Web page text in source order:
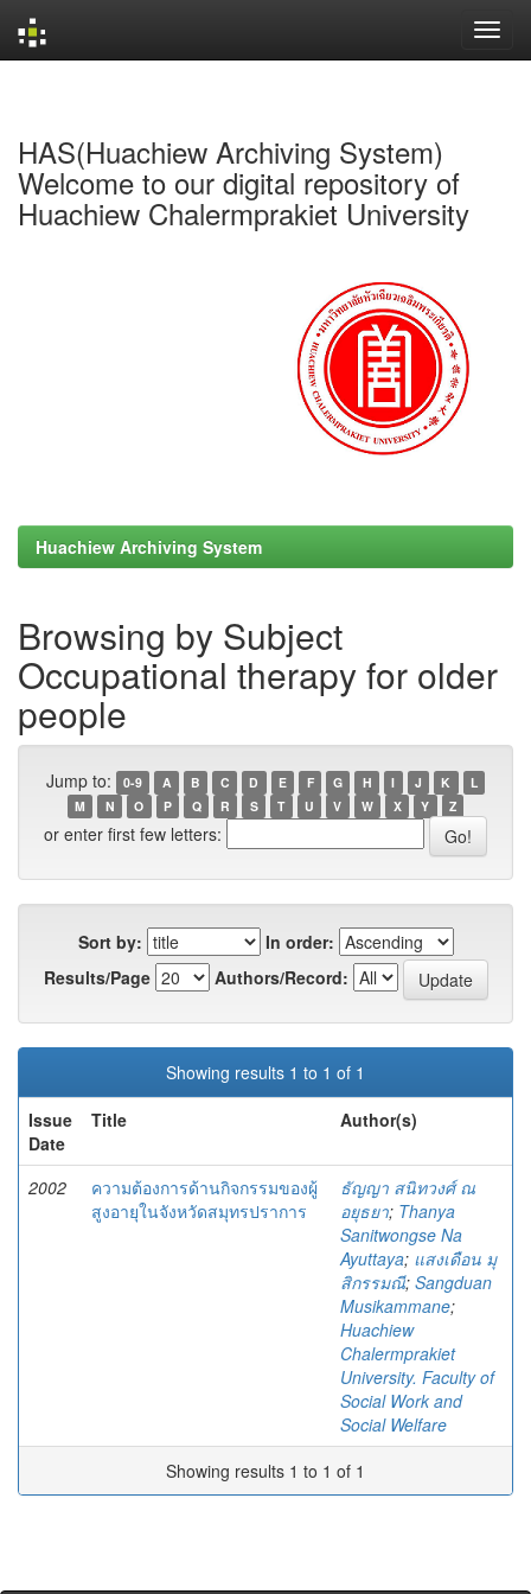
HAS(Huachiew Archiving System)
Welcome to our digital repository of
Huachiew Chalermprakiet University
Huachiew Archiving System
Browsing by Subject
Occupational therapy for older
people
Jump to: 0-9 A B C D E F G H I J K
L
M
N O P Q R S T U V W X Y Z
or enter first few letters:
Sort by:
In order:
Results/Page
Authors/Record:
Showing results 1 to 1 of 1
Issue
Date
Title Author(s)
2002
ความต้องการด้านกิจกรรมของผู้
สูงอายุในจังหวัดสมุทรปราการ
ธัญญา สนิทวงศ์ ณ
อยุธยา; Thanya
Sanitwongse Na
Ayuttaya; แสงเดือน มุ
สิกรรมณี; Sangduan
Musikammane;
Huachiew
Chalermprakiet
University. Faculty of
Social Work and
Social Welfare
Showing results 1 to 1 of 1